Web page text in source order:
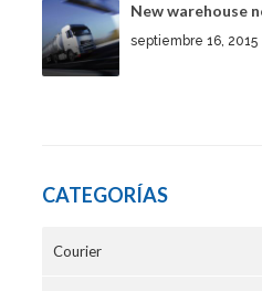
New warehouse
septiembre 16, 2015
CATEGORÍAS
Courier